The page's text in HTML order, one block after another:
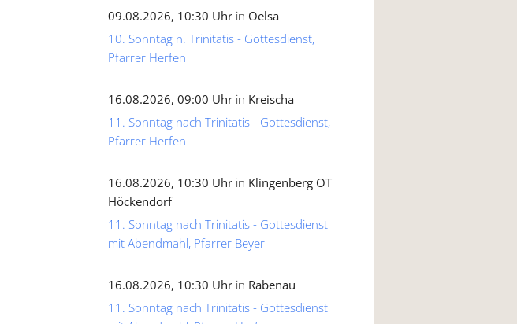
09.08.2026, 10:30 Uhr in Oelsa
10. Sonntag n. Trinitatis - Gottesdienst,
Pfarrer Herfen
16.08.2026, 09:00 Uhr in Kreischa
11. Sonntag nach Trinitatis - Gottesdienst,
Pfarrer Herfen
16.08.2026, 10:30 Uhr in Klingenberg OT
Höckendorf
11. Sonntag nach Trinitatis - Gottesdienst
mit Abendmahl, Pfarrer Beyer
16.08.2026, 10:30 Uhr in Rabenau
11. Sonntag nach Trinitatis - Gottesdienst